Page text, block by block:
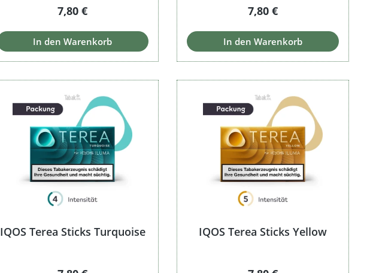
Regulärer Preis:
7,80 €
In den Warenkorb
Regulärer Preis:
7,80 €
In den Warenkorb
IQOS Terea Sticks Turquoise IQOS Terea Sticks Yellow